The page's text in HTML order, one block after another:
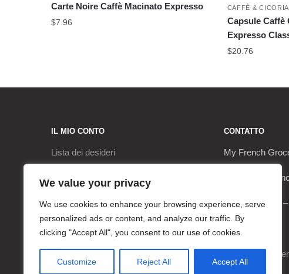
We value your privacy
We use cookies to enhance your browsing experience, serve
personalized ads or content, and analyze our traffic. By
clicking "Accept All", you consent to our use of cookies.
Customize Reject All Accept All
Carte Noire Caffè Macinato Expresso
$7.96
CAFFÈ & CICORIA
Capsule Caffè
Expresso
$20.76
IL MIO CONTO
Lista dei desideri
Pagamento
Il mio conto
Carrello
CONTATTO
My French
9, Rue des
17290 Le Thou
+33620630649
contact@my-